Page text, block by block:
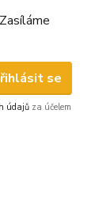
se
údajů za účelem